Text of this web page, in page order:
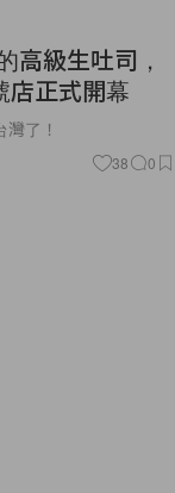
高級生吐司，
店正式開幕
了！
38 0